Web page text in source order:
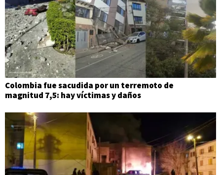
Colombia fue sacudida por un terremoto de
magnitud 7,5: hay víctimas y daños